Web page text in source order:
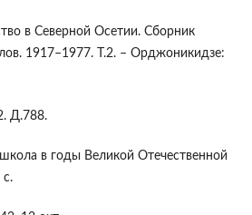
в Северной Осетии. Сборник
1917–1977. Т.2. – Орджоникидзе:
Д.788.
в годы Великой Отечественной